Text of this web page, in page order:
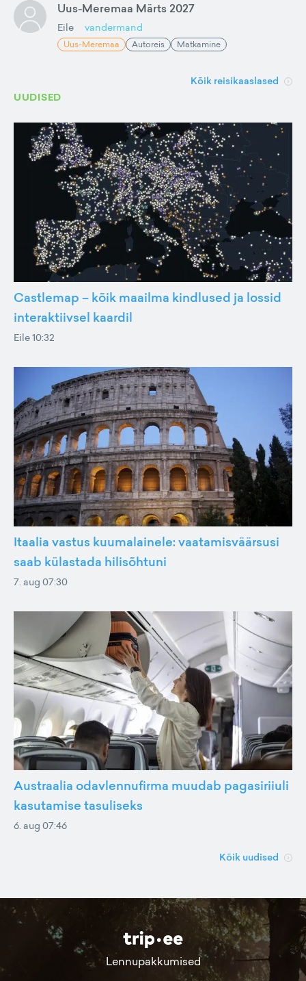
Uus-Meremaa Märts 2027
Eile vandermand
Uus-Meremaa Autoreis Matkamine
Kõik reisikaaslased
UUDISED
Castlemap – kõik maailma kindlused ja lossid
interaktiivsel kaardil
Eile 10:32
Itaalia vastus kuumalainele: vaatamisväärsusi
saab külastada hilisõhtuni
7. aug 07:30
Austraalia odavlennufirma muudab pagasiriiuli
kasutamise tasuliseks
6. aug 07:46
Kõik uudised
Lennupakkumised